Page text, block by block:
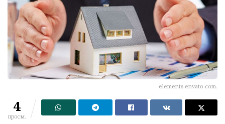
elements.envato.com.
4
просм.